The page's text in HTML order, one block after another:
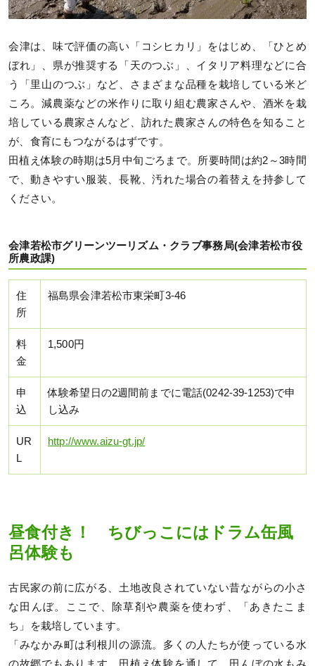
会津は、味で評価の高い「コシヒカリ」をはじめ、「ひとめ
ぼれ」、県が推奨する「天のつぶ」、イタリア料理などに合
う「里山のつぶ」など、さまざまな品種を栽培している米ど
ころ。減農薬などの米作りに取り組む農家さんや、酒米を栽
培している農家さんなど、訪れた農家さんの特色を知ること
が、食育にもつながるはずです。
田植え体験の時期は5月中旬ごろまで。所要時間は約2～3時間
で、動きやすい服装、長靴、汚れた場合の着替えを持参して
ください。
会津若松市グリーンツーリズム・クラブ事務局(会津若松市役
所農政課)
住
所
福島県会津若松市東栄町3-46
料
金
1,500円
申
込
体験希望日の2週間前までに電話(0242-39-1253)で申
し込み
UR
L
http://www.aizu-gt.jp/
昼食付き！ ちびっこにはドラム缶風
呂体験も
古民家の前に広がる、土地改良されていない昔ながらの小さ
な田んぼ。ここで、除草剤や農薬を使わず、「あきたこま
ち」を栽培しています。
「みなかみ町は利根川の源流。多くの人たちが使っている水